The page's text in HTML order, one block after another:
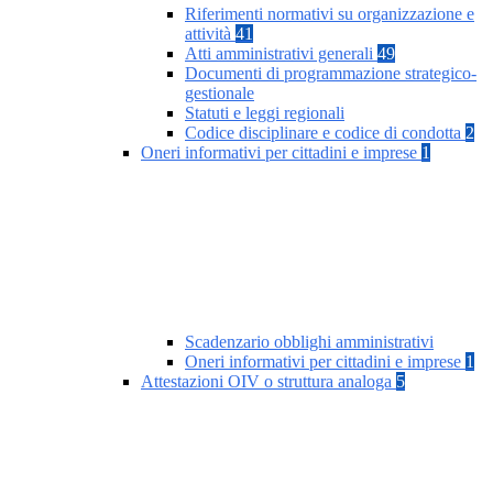
Riferimenti normativi su organizzazione e
attività 41
Atti amministrativi generali 49
Documenti di programmazione strategico-
gestionale
Statuti e leggi regionali
Codice disciplinare e codice di condotta 2
Oneri informativi per cittadini e imprese 1
Scadenzario obblighi amministrativi
Oneri informativi per cittadini e imprese 1
Attestazioni OIV o struttura analoga 5